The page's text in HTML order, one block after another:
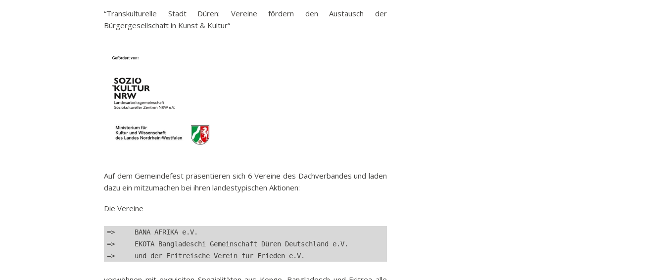
“Transkulturelle Stadt Düren: Vereine fördern den Austausch der
Bürgergesellschaft in Kunst & Kultur“
Auf dem Gemeindefest präsentieren sich 6 Vereine des Dachverbandes und laden
dazu ein mitzumachen bei ihren landestypischen Aktionen:
Die Vereine
=>     BANA AFRIKA e.V.
=>     EKOTA Bangladeschi Gemeinschaft Düren Deutschland e.V.
=>     und der Eritreische Verein für Frieden e.V.